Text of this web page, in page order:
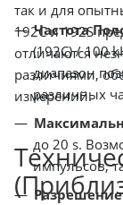
так и для
192C и 192S
отличаются
различиями,
измерений.
Частота
(192C) / 100
диапазон
различных
до 20 s.
импульсов,